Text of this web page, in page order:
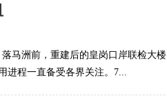
马洲前，重建后的皇岗口岸联检大楼
程一直备受各界关注。7...